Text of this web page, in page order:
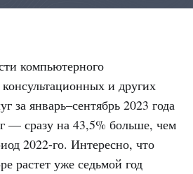
компьютерного
и других
за январь–сентябрь 2023 года
— сразу на 43,5% больше, чем
2022-го. Интересно, что
растет уже седьмой год